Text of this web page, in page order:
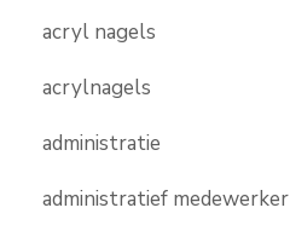
acryl nagels
acrylnagels
administratie
administratief medewerker